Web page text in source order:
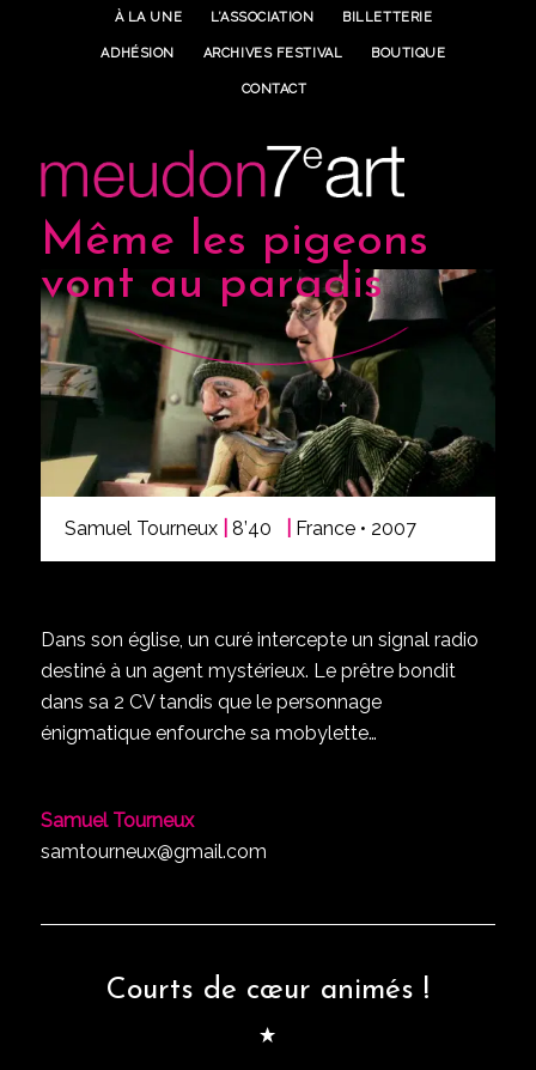
À LA UNE L’ASSOCIATION BILLETTERIE
ADHÉSION ARCHIVES FESTIVAL BOUTIQUE
CONTACT
Même les pigeons
vont au paradis
Samuel Tourneux 8’40 France • 2007
Dans son église, un curé intercepte un signal radio
destiné à un agent mystérieux. Le prêtre bondit
dans sa 2 CV tandis que le personnage
énigmatique enfourche sa mobylette…
Samuel Tourneux
samtourneux@gmail.com
Courts de cœur animés !